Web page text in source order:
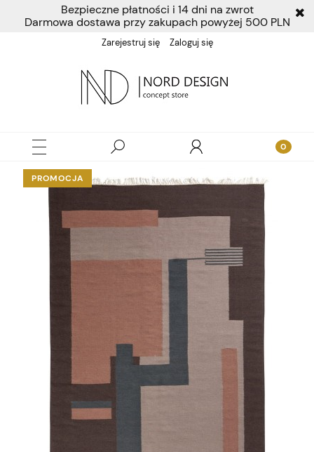
Bezpieczne płatności i 14 dni na zwrot
Darmowa dostawa przy zakupach powyżej 500 PLN
Zarejestruj się Zaloguj się
PROMOCJA